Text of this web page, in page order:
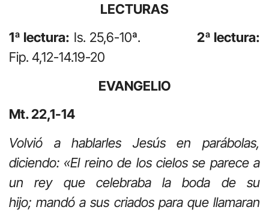
LECTURAS
1ª lectura: Is. 25,6-10ª. 2ª lectura:
Fip. 4,12-14.19-20
EVANGELIO
Mt. 22,1-14
Volvió a hablarles Jesús en parábolas,
diciendo: «El reino de los cielos se parece a
un rey que celebraba la boda de su
hijo; mandó a sus criados para que llamaran